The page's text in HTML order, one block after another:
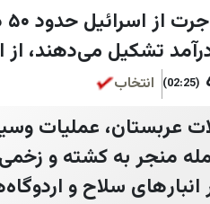
تشکیل می‌دهند، از
(02:25) انتخاب
عربستان، عملیات
منجر به کشته و
سلاح و